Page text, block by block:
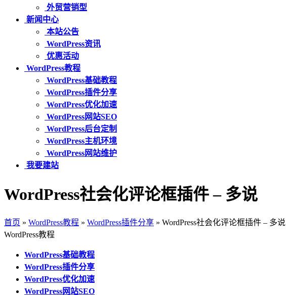
外贸营销型
新闻中心
本站公告
WordPress资讯
优惠活动
WordPress教程
WordPress基础教程
WordPress插件分享
WordPress优化加速
WordPress网站SEO
WordPress后台定制
WordPress主机环境
WordPress网站维护
我要建站
WordPress社会化评论框插件 – 多说
首页 » WordPress教程 » WordPress插件分享 » WordPress社会化评论框插件 – 多说
WordPress教程
WordPress基础教程
WordPress插件分享
WordPress优化加速
WordPress网站SEO